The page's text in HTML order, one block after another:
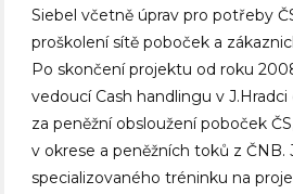
Siebel včetně úprav pro potřeby
proškolení sítě poboček a
Po skončení projektu od roku
vedoucí Cash handlingu v
za peněžní obsloužení poboček
v okrese a peněžních toků z
specializovaného tréninku na